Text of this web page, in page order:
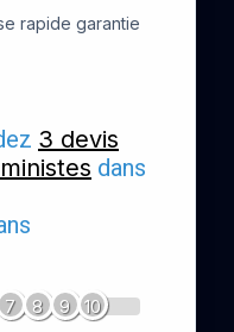
rapide garantie
3 devis
dans
7 8 9 10